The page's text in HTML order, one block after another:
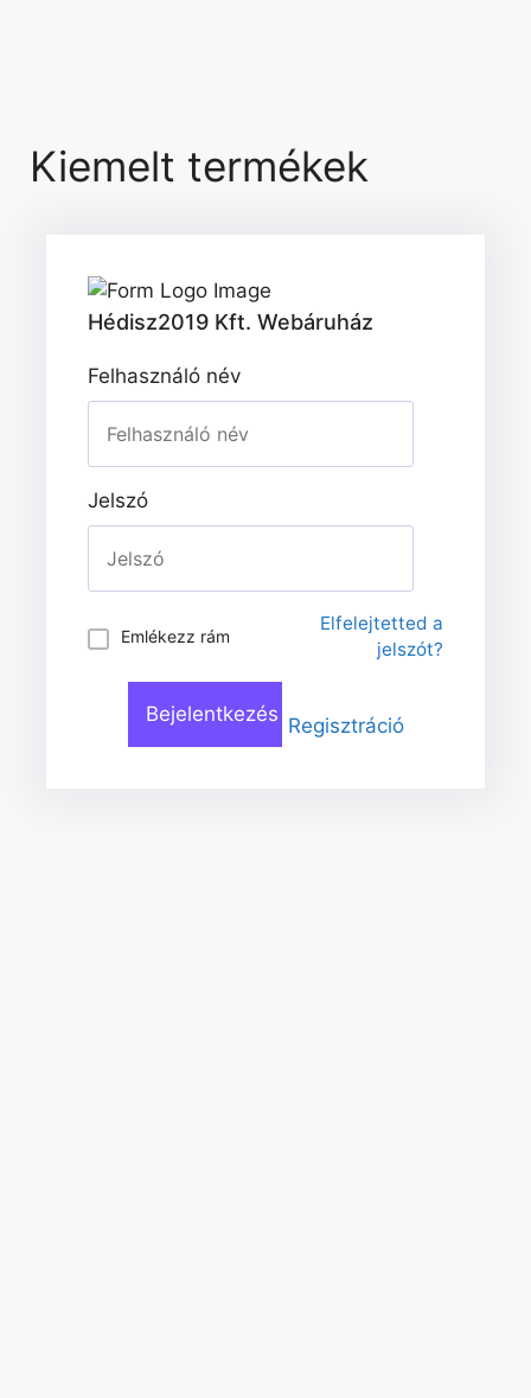
Kiemelt termékek
Hédisz2019 Kft. Webáruház
Felhasználó név
Jelszó
Emlékezz rám
Elfelejtetted a
jelszót?
Regisztráció